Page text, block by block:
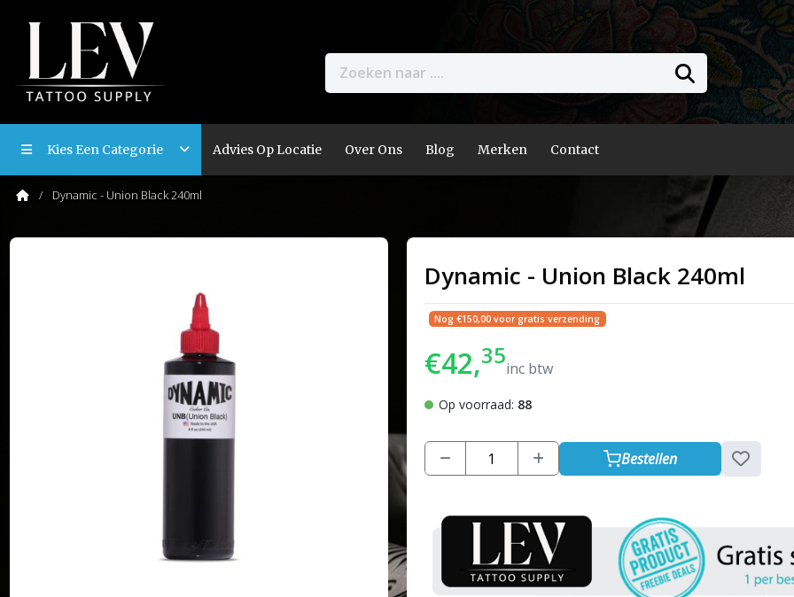
Kies Een Categorie Advies Op Locatie Over Ons Blog Merken Contact
Dynamic - Union Black 240ml
Dynamic - Union Black 240ml
Nog €150,00 voor gratis verzending
€42,35inc btw
Op voorraad: 88
Bestellen